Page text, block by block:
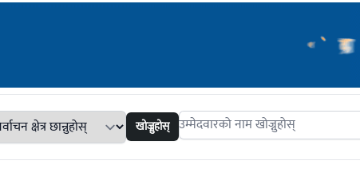
खोज्नुहोस् Search candidates